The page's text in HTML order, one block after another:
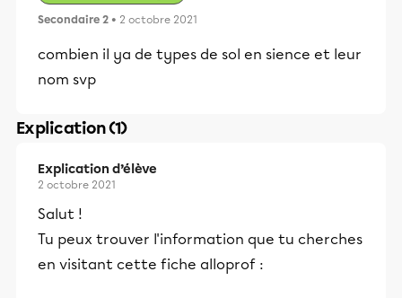
Secondaire 2 • 2 octobre 2021
combien il ya de types de sol en sience et leur
nom svp
Explication (1)
Explication d’élève
2 octobre 2021
Salut !
Tu peux trouver l'information que tu cherches
en visitant cette fiche alloprof :